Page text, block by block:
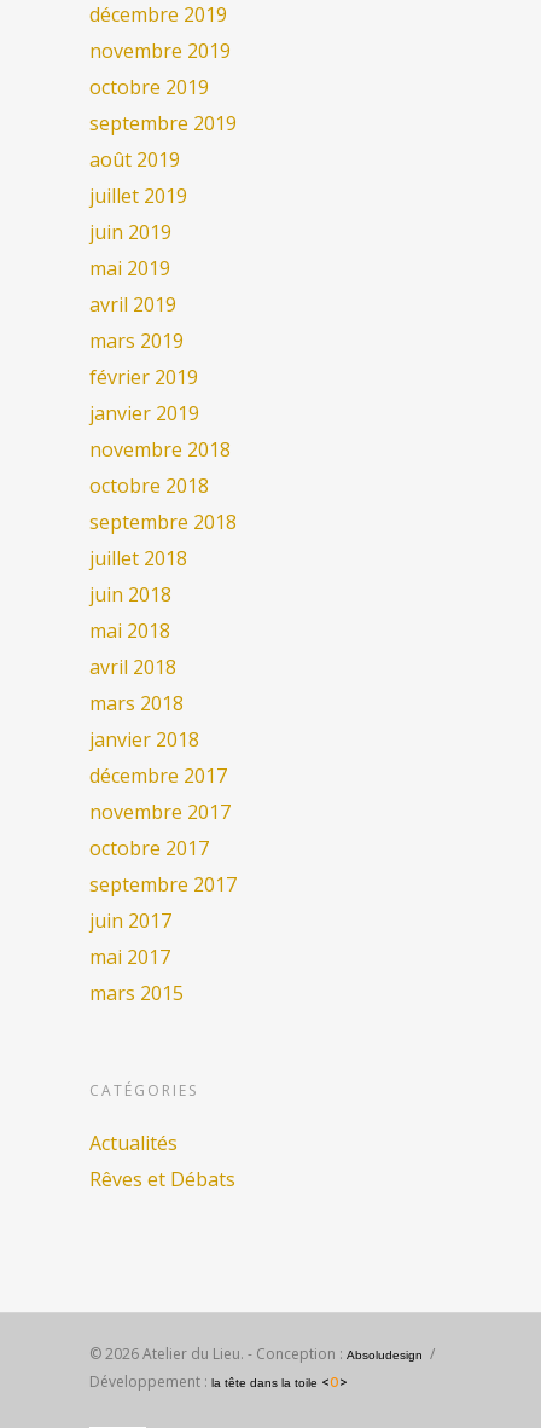
décembre 2019
novembre 2019
octobre 2019
septembre 2019
août 2019
juillet 2019
juin 2019
mai 2019
avril 2019
mars 2019
février 2019
janvier 2019
novembre 2018
octobre 2018
septembre 2018
juillet 2018
juin 2018
mai 2018
avril 2018
mars 2018
janvier 2018
décembre 2017
novembre 2017
octobre 2017
septembre 2017
juin 2017
mai 2017
mars 2015
CATÉGORIES
Actualités
Rêves et Débats
© 2026 Atelier du Lieu. - Conception : Absoludesign
/
Développement : la tête dans la toile <O>